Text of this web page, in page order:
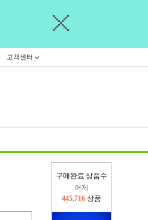
고객센터
구매완료 상품수
어제
445,716상품
오늘(현재)
329,527상품